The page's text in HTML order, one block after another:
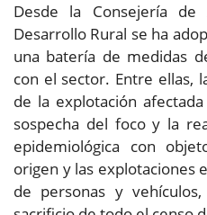
Desde la Consejería de
Desarrollo Rural se ha
una batería de medidas
con el sector. Entre ellas,
de la explotación
sospecha del foco y la
epidemiológica con
origen y las explotaciones
de personas y